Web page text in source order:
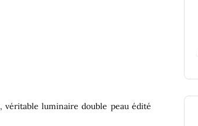
, véritable luminaire double peau édité